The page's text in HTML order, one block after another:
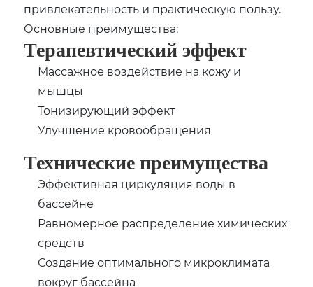
привлекательность и практическую пользу.
Основные преимущества:
Терапевтический эффект
Массажное воздействие на кожу и
мышцы
Тонизирующий эффект
Улучшение кровообращения
Технические преимущества
Эффективная циркуляция воды в
бассейне
Равномерное распределение химических
средств
Создание оптимального микроклимата
вокруг бассейна